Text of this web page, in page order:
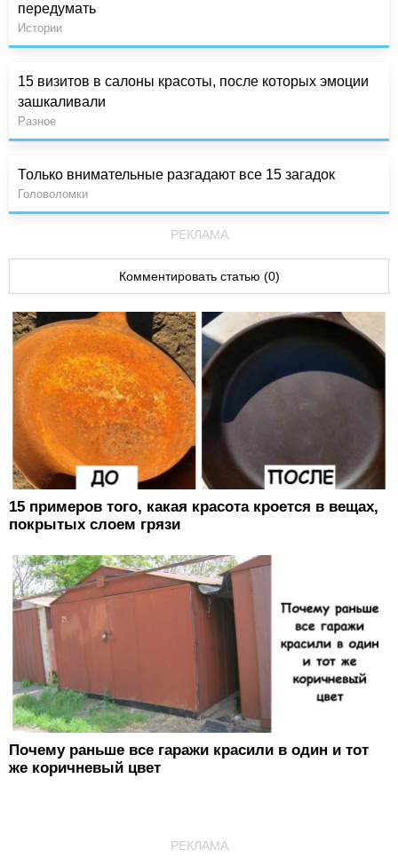
передумать
Истории
15 визитов в салоны красоты, после которых эмоции
зашкаливали
Разное
Только внимательные разгадают все 15 загадок
Головоломки
РЕКЛАМА
Комментировать статью (0)
15 примеров того, какая красота кроется в вещах,
покрытых слоем грязи
Почему раньше все гаражи красили в один и тот
же коричневый цвет
РЕКЛАМА